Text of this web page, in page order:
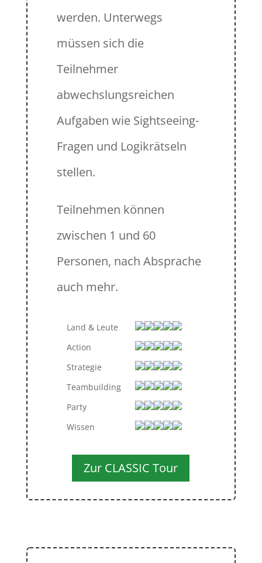
werden. Unterwegs
müssen sich die
Teilnehmer
abwechslungsreichen
Aufgaben wie Sightseeing-
Fragen und Logikrätseln
stellen.
Teilnehmen können
zwischen 1 und 60
Personen, nach Absprache
auch mehr.
Land & Leute
Action
Strategie
Teambuilding
Party
Wissen
Zur CLASSIC Tour